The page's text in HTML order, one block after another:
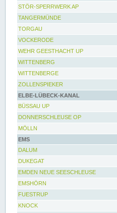
STÖR-SPERRWERK AP
TANGERMÜNDE
TORGAU
VOCKERODE
WEHR GEESTHACHT UP
WITTENBERG
WITTENBERGE
ZOLLENSPIEKER
ELBE-LÜBECK-KANAL
BÜSSAU UP
DONNERSCHLEUSE OP
MÖLLN
EMS
DALUM
DUKEGAT
EMDEN NEUE SEESCHLEUSE
EMSHÖRN
FUESTRUP
KNOCK